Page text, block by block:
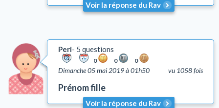
Voir la réponse du Rav
Peri 5 questions
0 0 0
vu 1058 fois
Dimanche 05 mai 2019 à 01h50
Prénom fille
Voir la réponse du Rav